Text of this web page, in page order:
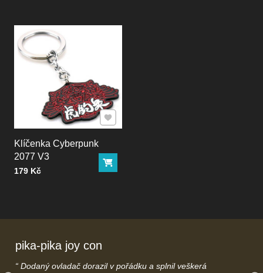
Klíčenka Cyberpunk
2077 V3
Cena bez DPH
179 Kč Do košíku
Přidat k Oblíbeným
pika-pika joy con
Dodaný ovladač dorazil v pořádku a splnil veškerá